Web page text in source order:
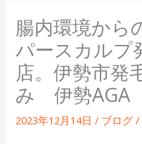
腸内環境から
パースカルプ
店。伊勢市発
み 伊勢AGA
2023年12月14日/ ブログ /